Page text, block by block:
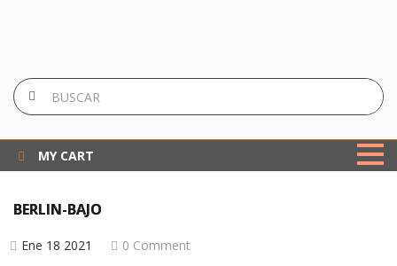
MY CART
BERLIN-BAJO
Ene 18 2021
0 Comment